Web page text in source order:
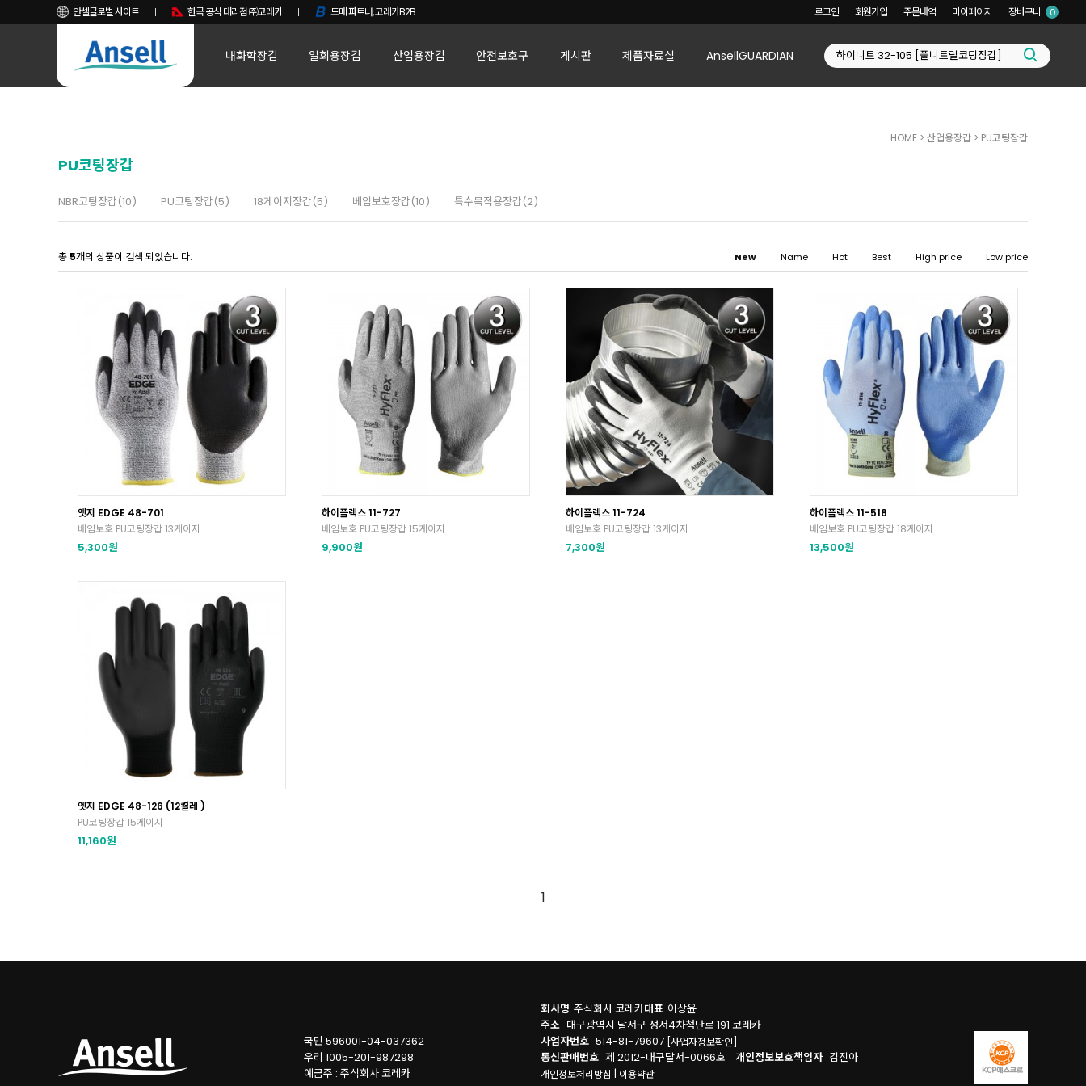
안셀글로벌 사이트 한국 공식 대리점 ㈜코레카 도매 파트너, 코레카B2B 로그인 회원가입 주문내역 마이페이지 장바구니 0
내화학장갑 일회용장갑 산업용장갑 안전보호구 게시판 제품자료실 AnsellGUARDIAN
HOME > 산업용장갑 > PU코팅장갑
PU코팅장갑
NBR코팅장갑(10) PU코팅장갑(5) 18게이지장갑(5) 베임보호장갑(10) 특수목적용장갑(2)
총 5개의 상품이 검색 되었습니다. New Name Hot Best High price Low price
엣지 EDGE 48-701
베임보호 PU코팅장갑 13게이지
5,300원
하이플렉스 11-727
베임보호 PU코팅장갑 15게이지
9,900원
하이플렉스 11-724
베임보호 PU코팅장갑 13게이지
7,300원
하이플렉스 11-518
베임보호 PU코팅장갑 18게이지
13,500원
엣지 EDGE 48-126 (12켤레 )
PU코팅장갑 15게이지
11,160원
1
국민 596001-04-037362
우리 1005-201-987298
예금주 : 주식회사 코레카
회사명 주식회사 코레카대표 이상윤
주소 대구광역시 달서구 성서4차첨단로 191 코레카
사업자번호 514-81-79607 [사업자정보확인]
통신판매번호 제 2012-대구달서-0066호 개인정보보호책임자 김진아
개인정보처리방침 | 이용약관